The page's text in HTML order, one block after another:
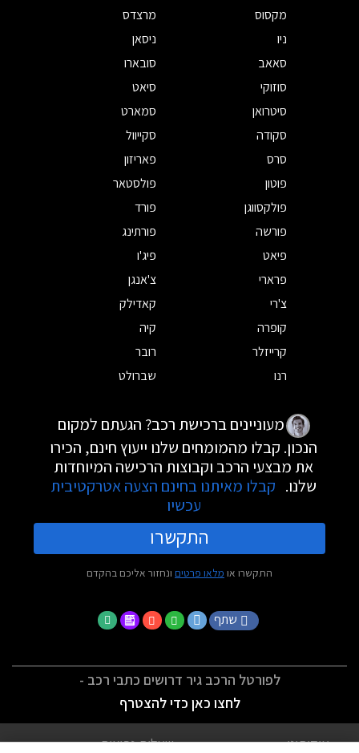
מקסוס
מרצדס
ניו
ניסאן
סאאב
סובארו
סוזוקי
סיאט
סיטרואן
סמארט
סקודה
סקייוול
סרס
פאריזון
פוטון
פולסטאר
פולקסווגן
פורד
פורשה
פורתינג
פיאט
פיג'ו
פרארי
צ'אנגן
צ'רי
קאדילק
קופרה
קיה
קרייזלר
רובר
רנו
שברולט
מעוניינים ברכישת רכב? הגעתם למקום
הנכון. קבלו מהמומחים שלנו ייעוץ חינם, הכירו
את מבצעי הרכב וקבוצות הרכישה המיוחדות
שלנו. קבלו מאיתנו בחינם הצעה אטרקטיבית
עכשיו
התקשרו
התקשרו או מלאו פרטים ונחזור אליכם בהקדם
שתף
לפורטל הרכב גיר דרושים כתבי רכב -
לחצו כאן כדי להצטרף
אודותינו שאלות נפוצות